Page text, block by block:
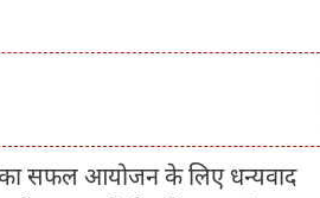
का सफल आयोजन के लिए धन्यवाद